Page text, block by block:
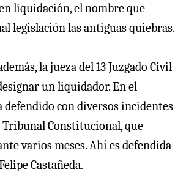
liquidación, el nombre que
legislación las antiguas quiebras.
la jueza del 13 Juzgado Civil
un liquidador. En el
defendido con diversos incidentes
Constitucional, que
varios meses. Ahí es defendida
Castañeda.